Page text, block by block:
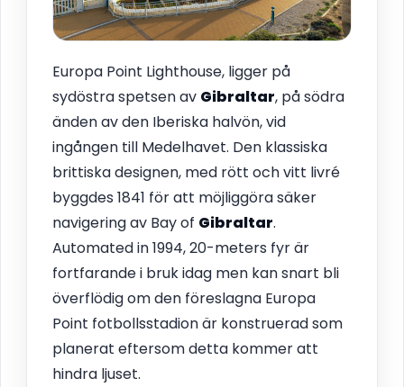
Europa Point Lighthouse, ligger på
sydöstra spetsen av Gibraltar, på södra
änden av den Iberiska halvön, vid
ingången till Medelhavet. Den klassiska
brittiska designen, med rött och vitt livré
byggdes 1841 för att möjliggöra säker
navigering av Bay of Gibraltar.
Automated in 1994, 20-meters fyr är
fortfarande i bruk idag men kan snart bli
överflödig om den föreslagna Europa
Point fotbollsstadion är konstruerad som
planerat eftersom detta kommer att
hindra ljuset.